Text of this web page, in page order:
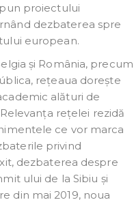
proiectului
dezbaterea spre
european.
și România, precum
rețeaua dorește
alături de
rețelei rezidă
ce vor marca
privind
dezbaterea despre
ului de la Sibiu și
din mai 2019, noua